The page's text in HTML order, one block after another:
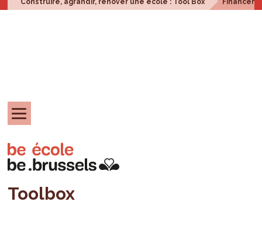
Construire, agrandir, rénover une école : Tool Box
Toolbox